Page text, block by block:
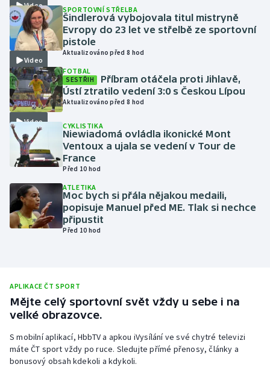
Gymnastika
Házená
Jezdectví
Judo
Krasobruslení
Lezení
Lyže a snowboard
Moderní pětiboj
Parasport
Plavání
Plážový volejbal
Video
Video
SPORTOVNÍ STŘELBA
Šindlerová vybojovala titul mistryně
Evropy do 23 let ve střelbě ze sportovní
pistole
Aktualizováno před 8 hod
Video
FOTBAL
SESTŘIH
Příbram otáčela proti Jihlavě,
Ústí ztratilo vedení 3:0 s Českou Lípou
Aktualizováno před 8 hod
CYKLISTIKA
Niewiadomá ovládla ikonické Mont
Ventoux a ujala se vedení v Tour de
France
Před 10 hod
ATLETIKA
Moc bych si přála nějakou medaili,
popisuje Manuel před ME. Tlak si nechce
připustit
Před 10 hod
APLIKACE ČT SPORT
Mějte celý sportovní svět vždy u sebe i na
velké obrazovce.
S mobilní aplikací, HbbTV a apkou iVysílání ve své chytré televizi
máte ČT sport vždy po ruce. Sledujte přímé přenosy, články a
bonusový obsah kdekoli a kdykoli.